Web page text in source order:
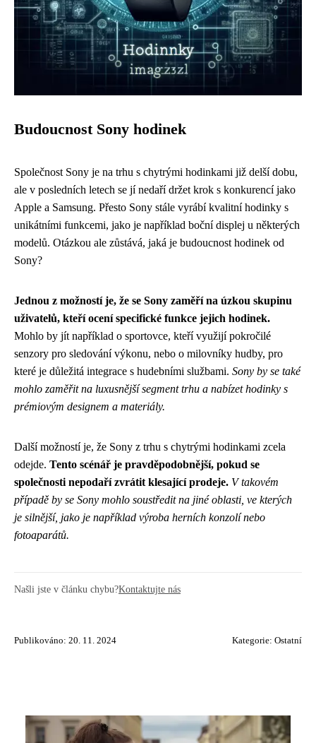
Budoucnost Sony hodinek
Společnost Sony je na trhu s chytrými hodinkami již delší dobu,
ale v posledních letech se jí nedaří držet krok s konkurencí jako
Apple a Samsung. Přesto Sony stále vyrábí kvalitní hodinky s
unikátními funkcemi, jako je například boční displej u některých
modelů. Otázkou ale zůstává, jaká je budoucnost hodinek od
Sony?
Jednou z možností je, že se Sony zaměří na úzkou skupinu
uživatelů, kteří ocení specifické funkce jejich hodinek.
Mohlo by jít například o sportovce, kteří využijí pokročilé
senzory pro sledování výkonu, nebo o milovníky hudby, pro
které je důležitá integrace s hudebními službami. Sony by se také
mohlo zaměřit na luxusnější segment trhu a nabízet hodinky s
prémiovým designem a materiály.
Další možností je, že Sony z trhu s chytrými hodinkami zcela
odejde. Tento scénář je pravděpodobnější, pokud se
společnosti nepodaří zvrátit klesající prodeje. V takovém
případě by se Sony mohlo soustředit na jiné oblasti, ve kterých
je silnější, jako je například výroba herních konzolí nebo
fotoaparátů.
Našli jste v článku chybu?Kontaktujte nás
Publikováno: 20. 11. 2024 Kategorie: Ostatní